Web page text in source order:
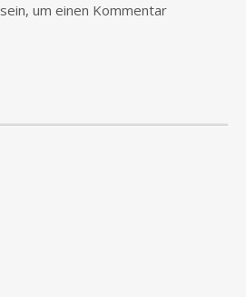
sein, um einen Kommentar